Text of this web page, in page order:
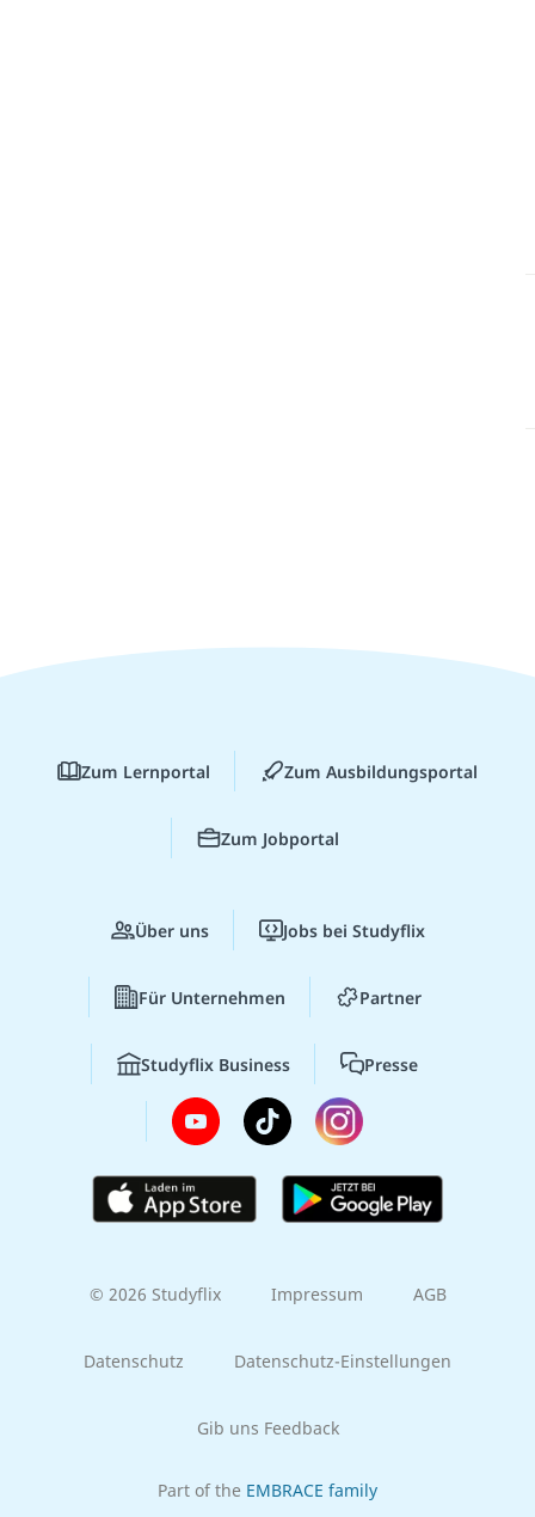
Zum Lernportal Zum Ausbildungsportal
Zum Jobportal
Über uns Jobs bei Studyflix
Für Unternehmen Partner
Studyflix Business Presse
© 2026 Studyflix Impressum AGB
Datenschutz Datenschutz-Einstellungen
Gib uns Feedback
Part of the EMBRACE family